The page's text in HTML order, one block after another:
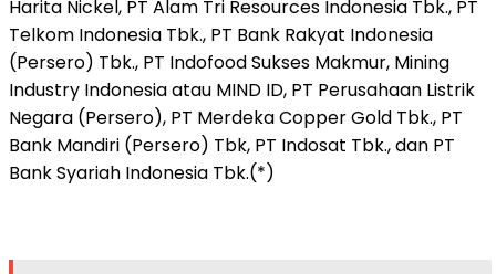
Harita Nickel, PT Alam Tri Resources Indonesia Tbk., PT
Telkom Indonesia Tbk., PT Bank Rakyat Indonesia
(Persero) Tbk., PT Indofood Sukses Makmur, Mining
Industry Indonesia atau MIND ID, PT Perusahaan Listrik
Negara (Persero), PT Merdeka Copper Gold Tbk., PT
Bank Mandiri (Persero) Tbk, PT Indosat Tbk., dan PT
Bank Syariah Indonesia Tbk.(*)